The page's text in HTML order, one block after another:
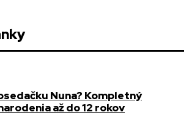
Nuna? Kompletný
až do 12 rokov